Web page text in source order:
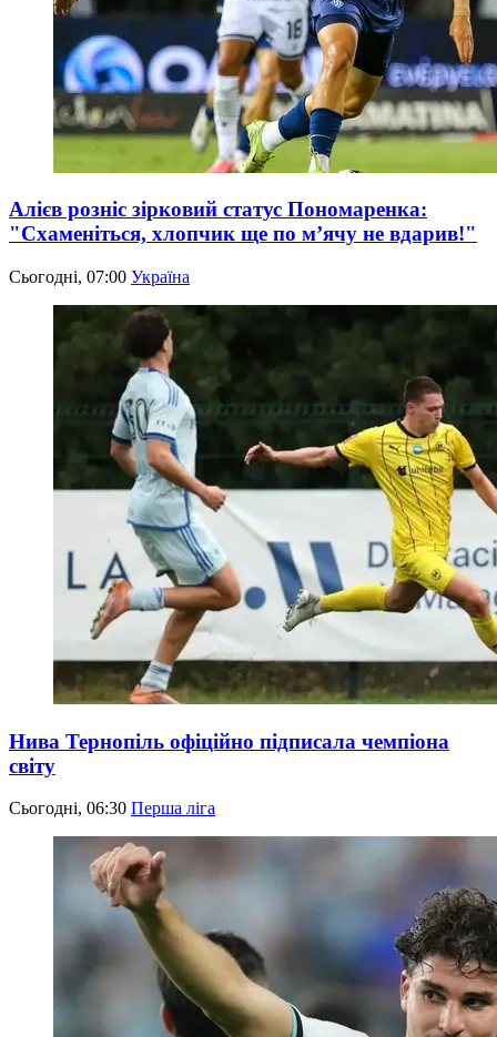
Алієв розніс зірковий статус Пономаренка:
"Схаменіться, хлопчик ще по м’ячу не вдарив!"
Сьогодні, 07:00 Україна
Нива Тернопіль офіційно підписала чемпіона
світу
Сьогодні, 06:30 Перша ліга